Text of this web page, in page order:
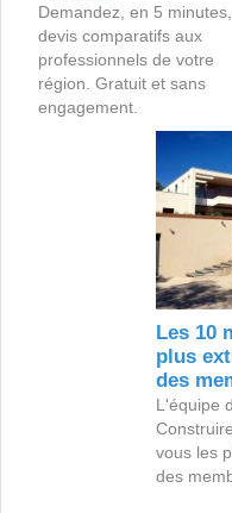
Demandez, en 5
devis comparatifs aux
professionnels de votre
région. Gratuit et sans
engagement.
Les 10
plus
des
L'équipe
vous les
des